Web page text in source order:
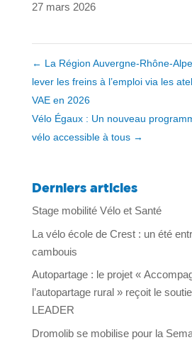
27 mars 2026
← La Région Auvergne-Rhône-
lever les freins à l’emploi via les
VAE en 2026
Vélo Égaux : Un nouveau
vélo accessible à tous →
Derniers articles
Stage mobilité Vélo et Santé
La vélo école de Crest : un été
cambouis
Autopartage : le projet «
l’autopartage rural » reçoit le
LEADER
Dromolib se mobilise pour la